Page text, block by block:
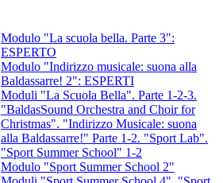
Modulo "La scuola bella. Parte 3":
ESPERTO
Modulo "Indirizzo musicale: suona alla
Baldassarre! 2": ESPERTI
Moduli "La Scuola Bella". Parte 1-2-3.
"BaldasSound Orchestra and Choir for
Christmas". "Indirizzo Musicale: suona
alla Baldassarre!" Parte 1-2. "Sport Lab".
"Sport Summer School" 1-2
Modulo "Sport Summer School 2"